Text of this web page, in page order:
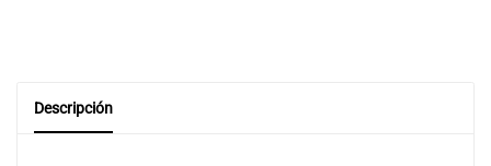
Descripción